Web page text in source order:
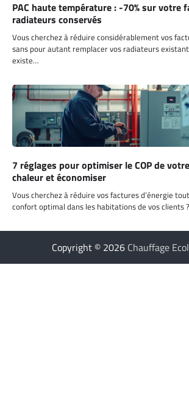
PAC haute température : -70% sur votre
radiateurs conservés
Vous cherchez à réduire considérablement vos
sans pour autant remplacer vos radiateurs
existe…
7 réglages pour optimiser le COP de
chaleur et économiser
Vous cherchez à réduire vos factures d’énergie
confort optimal dans les habitations de vos clients
Copyright © 2026 Chauffage